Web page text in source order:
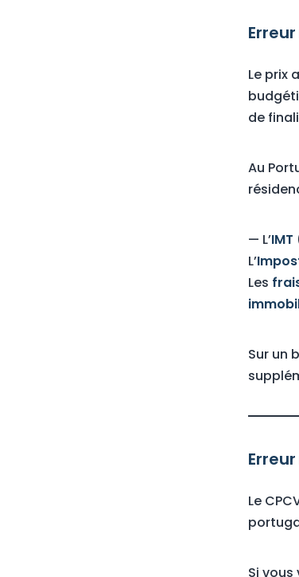
Le prix
de
Au
— L’IMT
L’
Les
Sur un
Le
Si